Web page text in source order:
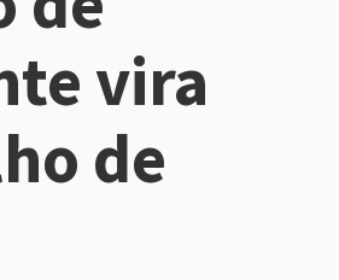
vira
de